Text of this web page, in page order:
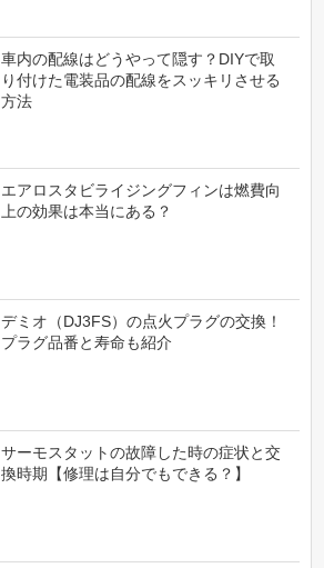
車内の配線はどうやって隠す？DIYで取
り付けた電装品の配線をスッキリさせる
方法
エアロスタビライジングフィンは燃費向
上の効果は本当にある？
デミオ（DJ3FS）の点火プラグの交換！
プラグ品番と寿命も紹介
サーモスタットの故障した時の症状と交
換時期【修理は自分でもできる？】